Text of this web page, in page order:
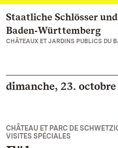
Vers la page d’accueil
Staatliche Schlösser
Baden‑Württemberg
CHÂTEAUX ET JARDINS PUBLICS DU
dimanche, 23.
CHÂTEAU ET PARC DE
VISITES SPÉCIALES